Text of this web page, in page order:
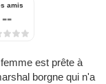
amis
--
est prête à
borgne qui n'a